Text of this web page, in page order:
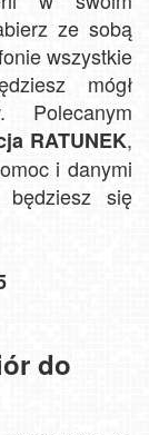
ze sobą
wszystkie
mógł
Polecanym
RATUNEK,
i danymi
będziesz się
do